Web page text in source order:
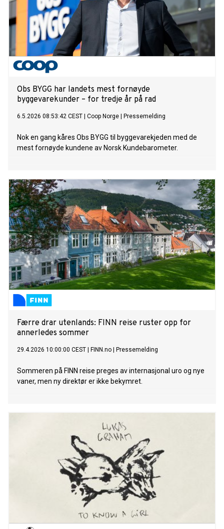
Obs BYGG har landets mest fornøyde
byggevarekunder – for tredje år på rad
6.5.2026 08:53:42 CEST Coop Norge Pressemelding
Nok en gang kåres Obs BYGG til byggevarekjeden med de
mest fornøyde kundene av Norsk Kundebarometer.
Færre drar utenlands: FINN reise ruster opp for
annerledes sommer
29.4.2026 10:00:00 CEST FINN.no Pressemelding
Sommeren på FINN reise preges av internasjonal uro og nye
vaner, men ny direktør er ikke bekymret.